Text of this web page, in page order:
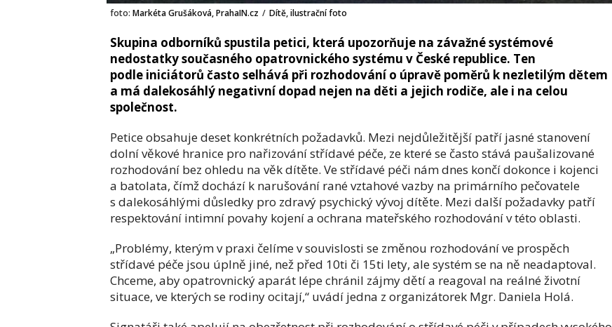
foto: Markéta Grušáková, PrahaIN.cz / Dítě, ilustrační foto
Skupina odborníků spustila petici, která upozorňuje na závažné systémové
nedostatky současného opatrovnického systému v České republice. Ten
podle iniciátorů často selhává při rozhodování o úpravě poměrů k nezletilým dětem
a má dalekosáhlý negativní dopad nejen na děti a jejich rodiče, ale i na celou
společnost.
Petice obsahuje deset konkrétních požadavků. Mezi nejdůležitější patří jasné stanovení
dolní věkové hranice pro nařizování střídavé péče, ze které se často stává paušalizované
rozhodování bez ohledu na věk dítěte. Ve střídavé péči nám dnes končí dokonce i kojenci
a batolata, čímž dochází k narušování rané vztahové vazby na primárního pečovatele
s dalekosáhlými důsledky pro zdravý psychický vývoj dítěte. Mezi další požadavky patří
respektování intimní povahy kojení a ochrana mateřského rozhodování v této oblasti.
„Problémy, kterým v praxi čelíme v souvislosti se změnou rozhodování ve prospěch
střídavé péče jsou úplně jiné, než před 10ti či 15ti lety, ale systém se na ně neadaptoval.
Chceme, aby opatrovnický aparát lépe chránil zájmy dětí a reagoval na reálné životní
situace, ve kterých se rodiny ocitají,“ uvádí jedna z organizátorek Mgr. Daniela Holá.